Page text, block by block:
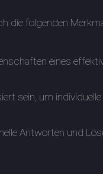
die folgenden
eines
sein, um
Antworten und